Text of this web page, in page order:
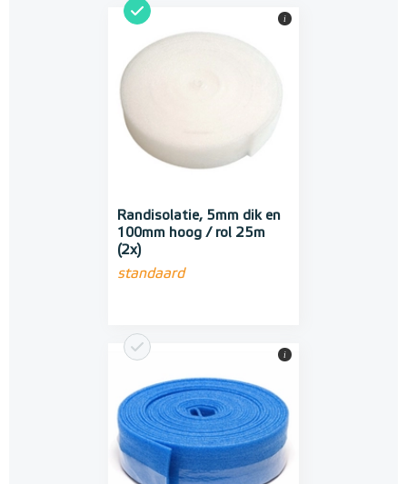
Randisolatie, 5mm dik en
100mm hoog / rol 25m
(2x)
standaard
i
i